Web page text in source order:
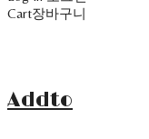
Cart장바구니
Addto